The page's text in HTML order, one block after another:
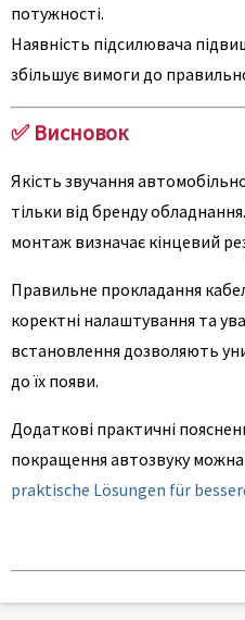
потужності.
Наявність підсилювача
збільшує вимоги до
✅ Висновок
Якість звучання
тільки від бренду
монтаж визначає кінцевий
Правильне прокладання
коректні налаштування та
встановлення дозволяють
до їх появи.
Додаткові практичні
покращення автозвуку
praktische Lösungen für